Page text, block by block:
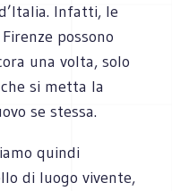
Infatti, le
possono
una volta, solo
si metta la
se stessa.
quindi
di luogo vivente,